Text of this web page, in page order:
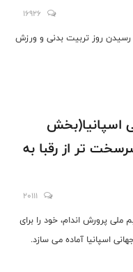
16926
رسیدن روز تربیت بدنی و ورزش
اسپانیا(بخش
تر از رقبا به
20111
پرورش اندام، خود را برای